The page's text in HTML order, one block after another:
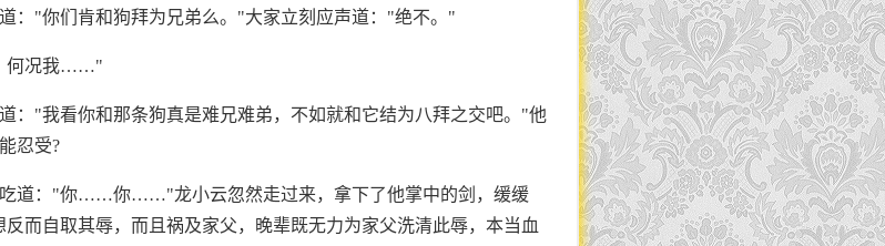
："你们肯和狗拜为兄弟么。"大家立刻应声道："绝不。"
何况我……"
："我看你和那条狗真是难兄难弟，不如就和它结为八拜之交吧。"他
忍受?
吃道："你……你……"龙小云忽然走过来，拿下了他掌中的剑，缓缓
而自取其辱，而且祸及家父，晚辈既无力为家父洗清此辱，本当血